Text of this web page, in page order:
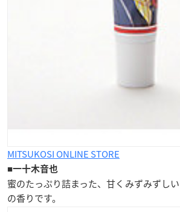
MITSUKOSI ONLINE STORE
■一十木音也
蜜のたっぷり詰まった、甘くみずみずしい
の香りです。